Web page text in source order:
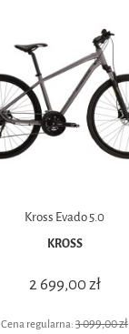
Kross Evado 5.0
KROSS
2 699,00 zł
Cena regularna:3 099,00 zł